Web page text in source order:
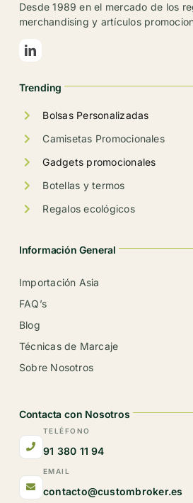
pueden
de
producto
Desde 1989 en el mercado de los
merchandising y artículos
Trending
Bolsas Personalizadas
Camisetas Promocionales
Gadgets promocionales
Botellas y termos
Regalos ecológicos
Información General
Importación Asia
FAQ’s
Blog
Técnicas de Marcaje
Sobre Nosotros
Contacta con Nosotros
TELÉFONO
91 380 11 94
EMAIL
contacto@custombroker.es